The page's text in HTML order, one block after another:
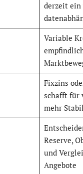
derzeit ein
Variable
Fixzins
schafft für
mehr
Reserve,
und
Angebote